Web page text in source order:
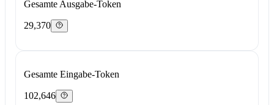
Gesamte Ausgabe-Token
29,370
Gesamte Eingabe-Token
102,646